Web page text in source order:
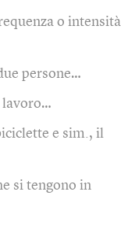
o intensità
persone…
lavoro…
e sim., il
si tengono in